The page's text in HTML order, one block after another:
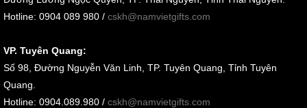
Hotline: 0904 089 980 / cskh@namvietgifts.com
VP. Tuyên Quang:
Số 98, Đường Nguyễn Văn Linh, TP. Tuyên Quang, Tỉnh Tuyên
Quang.
Hotline: 0904.089.980 / cskh@namvietgifts.com